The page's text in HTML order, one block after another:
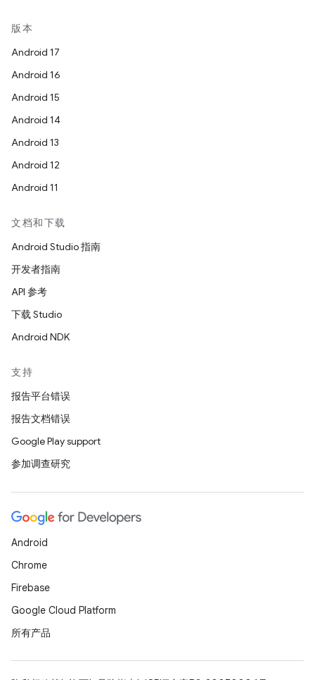
版本
Android 17
Android 16
Android 15
Android 14
Android 13
Android 12
Android 11
文档和下载
Android Studio 指南
开发者指南
API 参考
下载 Studio
Android NDK
支持
报告平台错误
报告文档错误
Google Play support
参加调查研究
Android
Chrome
Firebase
Google Cloud Platform
所有产品